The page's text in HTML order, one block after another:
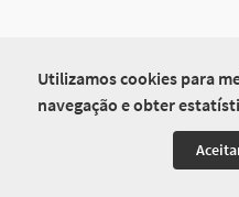
Utilizamos cookies para
navegação e obter